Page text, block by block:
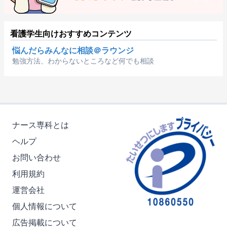
看護学生向けおすすめコンテンツ
悩んだらみんなに相談＠ラウンジ
勉強方法、わからないところなど何でも相談
ナース専科とは
ヘルプ
お問い合わせ
利用規約
運営会社
個人情報について
広告掲載について